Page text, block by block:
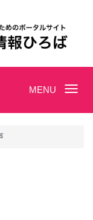
Toggle
MENU